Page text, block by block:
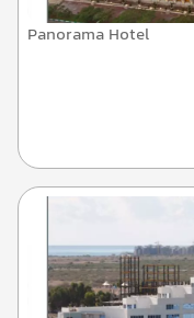
Panorama Hotel